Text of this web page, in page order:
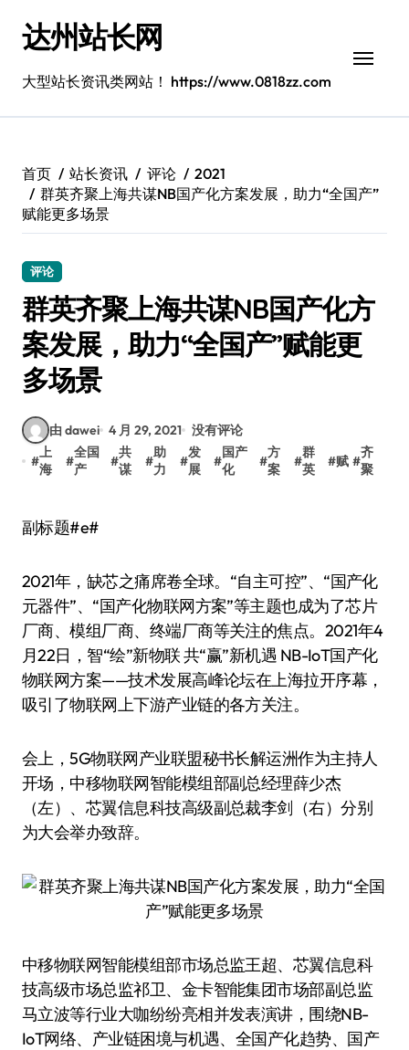
达州站长网
大型站长资讯类网站！ https://www.0818zz.com
首页 站长资讯 评论
2021
群英齐聚上海共谋NB国产化方案发展，助力“全国产”
赋能更多场景
评论
群英齐聚上海共谋NB国产化方
案发展，助力“全国产”赋能更
多场景
由 dawei 4 月 29, 2021 没有评论
#
上
海
#
全国
产
#
共
谋
#
助
力
#
发
展
#
国产
化
#
方
案
#
群
英
#赋 #
齐
聚
副标题#e#
2021年，缺芯之痛席卷全球。“自主可控”、“国产化
元器件”、“国产化物联网方案”等主题也成为了芯片
厂商、模组厂商、终端厂商等关注的焦点。2021年4
月22日，智“绘”新物联 共“赢”新机遇 NB-IoT国产化
物联网方案——技术发展高峰论坛在上海拉开序幕，
吸引了物联网上下游产业链的各方关注。
会上，5G物联网产业联盟秘书长解运洲作为主持人
开场，中移物联网智能模组部副总经理薛少杰
（左）、芯翼信息科技高级副总裁李剑（右）分别
为大会举办致辞。
中移物联网智能模组部市场总监王超、芯翼信息科
技高级市场总监祁卫、金卡智能集团市场部副总监
马立波等行业大咖纷纷亮相并发表演讲，围绕NB-
IoT网络、产业链困境与机遇、全国产化趋势、国产